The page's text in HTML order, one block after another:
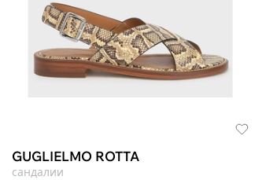
GUGLIELMO ROTTA
сандалии